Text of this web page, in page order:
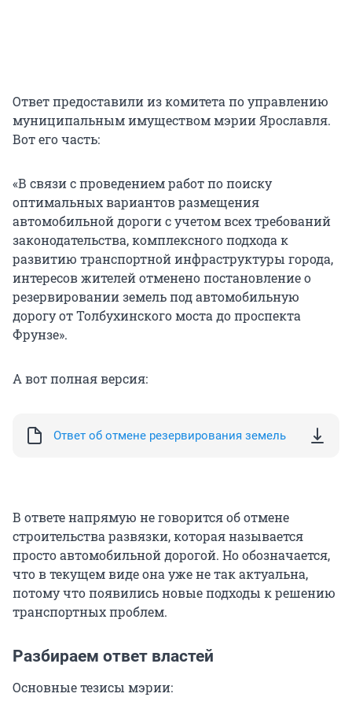
Ответ предоставили из комитета по управлению
муниципальным имуществом мэрии Ярославля.
Вот его часть:
«В связи с проведением работ по поиску
оптимальных вариантов размещения
автомобильной дороги с учетом всех требований
законодательства, комплексного подхода к
развитию транспортной инфраструктуры города,
интересов жителей отменено постановление о
резервировании земель под автомобильную
дорогy от Толбухинского моста до проспекта
Фрунзе».
А вот полная версия:
Ответ об отмене резервирования земель
В ответе напрямую не говорится об отмене
строительства развязки, которая называется
просто автомобильной дорогой. Но обозначается,
что в текущем виде она уже не так актуальна,
потому что появились новые подходы к решению
транспортных проблем.
Разбираем ответ властей
Основные тезисы мэрии: